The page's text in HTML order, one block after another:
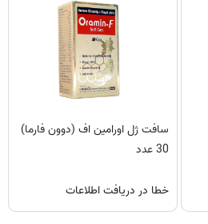
سافت ژل اورامین اف (دوون فارما)
30 عدد
خطا در دریافت اطلاعات